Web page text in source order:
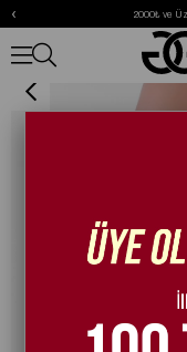
2000₺ ve
‹
Silya Platform